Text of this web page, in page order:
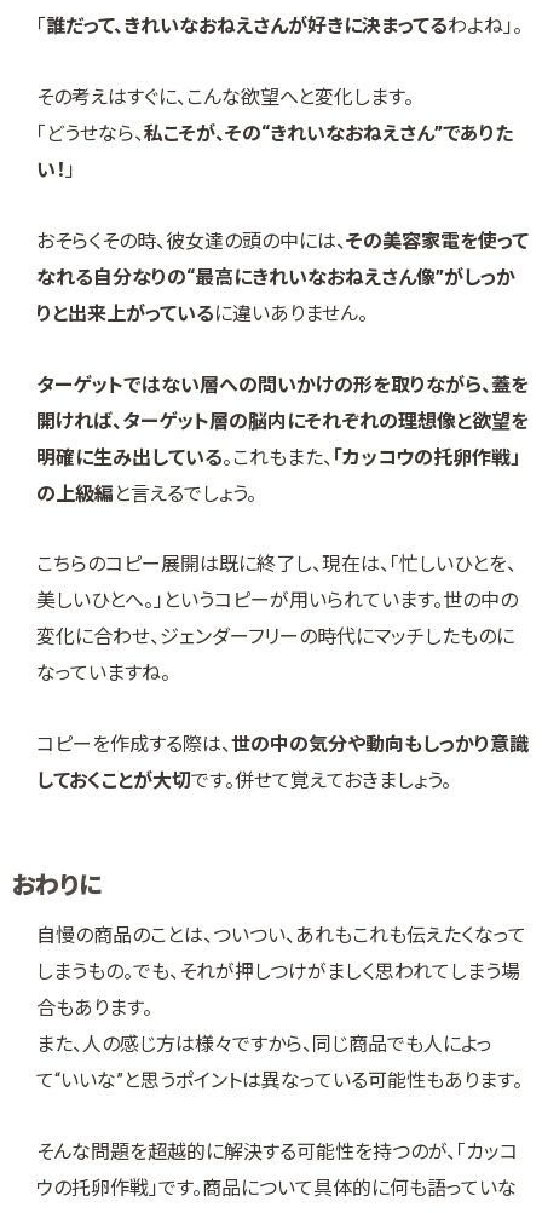
「 誰だって、きれいなおねえさんが好きに決まってるわよね」。
その考えはすぐに、こんな欲望へと変化します。
「どうせなら、私こそが、その“きれいなおねえさん”でありた
い！ 」
おそらくその時、彼女達の頭の中には、その美容家電を使って
なれる自分なりの“最高にきれいなおねえさん像”がしっか
りと出来上がっているに違いありません。
ターゲットではない層への問いかけの形を取りながら、蓋を
開ければ、ターゲット層の脳内にそれぞれの理想像と欲望を
明確に生み出している。これもまた、 「カッコウの托卵作戦」
の上級編 と言えるでしょう。
こちらのコピー展開は既に終了し、現在は、「忙しいひとを、
美しいひとへ。」というコピーが用いられています。世の中の
変化に合わせ、ジェンダーフリーの時代にマッチしたものに
なっていますね。
コピーを作成する際は、世の中の気分や動向もしっかり意識
しておくことが大切です。併せて覚えておきましょう。
おわりに
自慢の商品のことは、ついつい、あれもこれも伝えたくなって
しまうもの。でも、それが押しつけがましく思われてしまう場
合もあります。
また、人の感じ方は様々ですから、同じ商品でも人によっ
て“いいな”と思うポイントは異なっている可能性もあります。
そんな問題を超越的に解決する可能性を持つのが、「カッコ
ウの托卵作戦」です。商品について具体的に何も語っていな